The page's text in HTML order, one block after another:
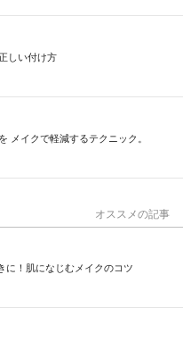
しい付け方
メイクで軽減するテクニック。
オススメの記事
に！肌になじむメイクのコツ